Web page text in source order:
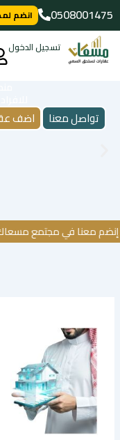
تخطي
إلى
المحتوى
0508001475
انضم
تسجيل الدخول
تواصل معنا اضف
في مجتمع مسعاك ع